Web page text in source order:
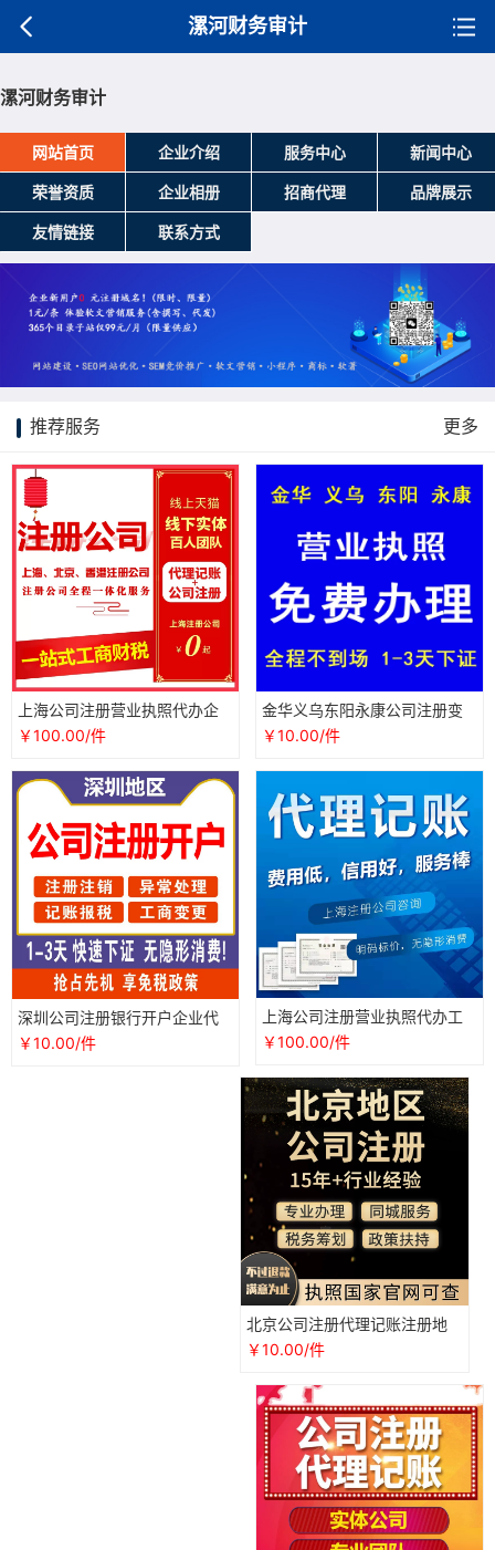
漯河财务审计
漯河财务审计
网站首页 企业介绍 服务中心 新闻中心
荣誉资质 企业相册 招商代理 品牌展示
友情链接 联系方式
推荐服务 更多
上海公司注册营业执照代办企
业变更工商税务注销财务代理
￥100.00/件
金华义乌东阳永康公司注册变
更注销营业执照代办记账报税
财务异常
￥10.00/件
深圳公司注册银行开户企业代
理记账报税务零申报逾期做账
外包财务
￥10.00/件
上海公司注册营业执照代办工
商税务变更注销个独财务代理
￥100.00/件
北京公司注册代理记账注册地
址营业执照代办账户财务规划
会计记账
￥10.00/件